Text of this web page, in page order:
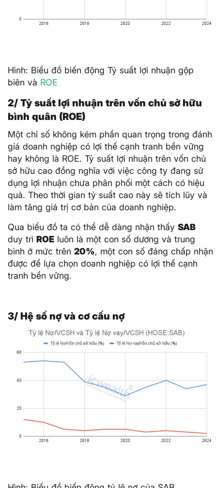
Hình: Biểu đồ biến động Tỷ suất lợi nhuận gộp
biên và ROE
2/ Tỷ suất lợi nhuận trên vốn chủ sở hữu
bình quân (ROE)
Một chỉ số không kém phần quan trọng trong đánh
giá doanh nghiệp có lợi thế cạnh tranh bền vững
hay không là ROE. Tỷ suất lợi nhuận trên vốn chủ
sở hữu cao đồng nghĩa với việc công ty đang sử
dụng lợi nhuận chưa phân phối một cách có hiệu
quả. Theo thời gian tỷ suất cao này sẽ tích lũy và
làm tăng giá trị cơ bản của doanh nghiệp.
Qua biểu đồ ta có thể dễ dàng nhận thấy SAB
duy trì ROE luôn là một con số dương và trung
bình ở mức trên 20%, một con số đáng chấp nhận
được để lựa chọn doanh nghiệp có lợi thế cạnh
tranh bền vững.
3/ Hệ số nợ và cơ cấu nợ